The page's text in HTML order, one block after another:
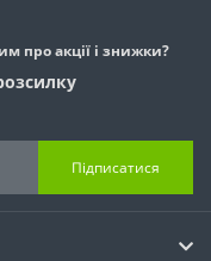
про акції і знижки?
Підписатися